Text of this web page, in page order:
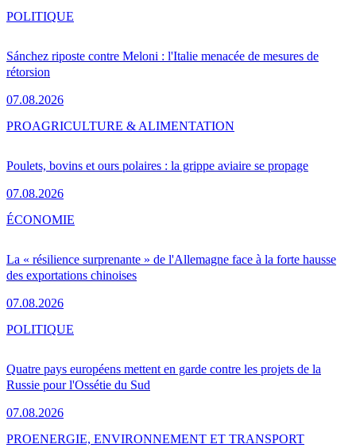
Sánchez riposte contre Meloni : l'Italie menacée de mesures de
rétorsion
07.08.2026
POLITIQUE
Poulets, bovins et ours polaires : la grippe aviaire se propage
07.08.2026
PROAGRICULTURE & ALIMENTATION
La « résilience surprenante » de l'Allemagne face à la forte hausse
des exportations chinoises
07.08.2026
ÉCONOMIE
Quatre pays européens mettent en garde contre les projets de la
Russie pour l'Ossétie du Sud
07.08.2026
POLITIQUE
PROENERGIE, ENVIRONNEMENT ET TRANSPORT